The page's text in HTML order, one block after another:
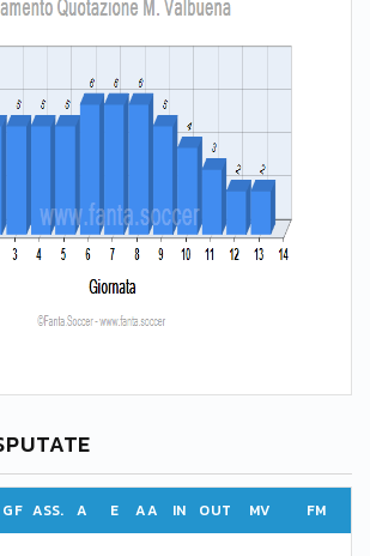
GF ASS. A E AA IN OUT MV FM